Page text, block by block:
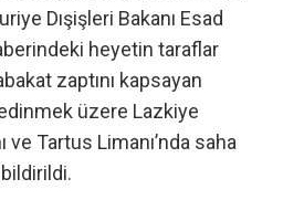
Dışişleri Bakanı Esad
heyetin taraflar
zaptını kapsayan
üzere Lazkiye
ve Tartus Limanı’nda saha